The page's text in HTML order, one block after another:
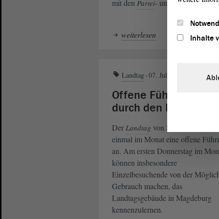
mit den Partei- und
weiterlesen
Landtag 07. Juli 2026
Offene Führungen
durch den Landtag
Der Landtag von Sachsen-Anhalt
einmal im Monat eine offene
an. Am ersten Donnerstag im
können insbesondere
Einzelbesuchende von der
Gebrauch machen, das
Landtagsgebäude in Magdeburg
kennenzulernen.
Inhalte